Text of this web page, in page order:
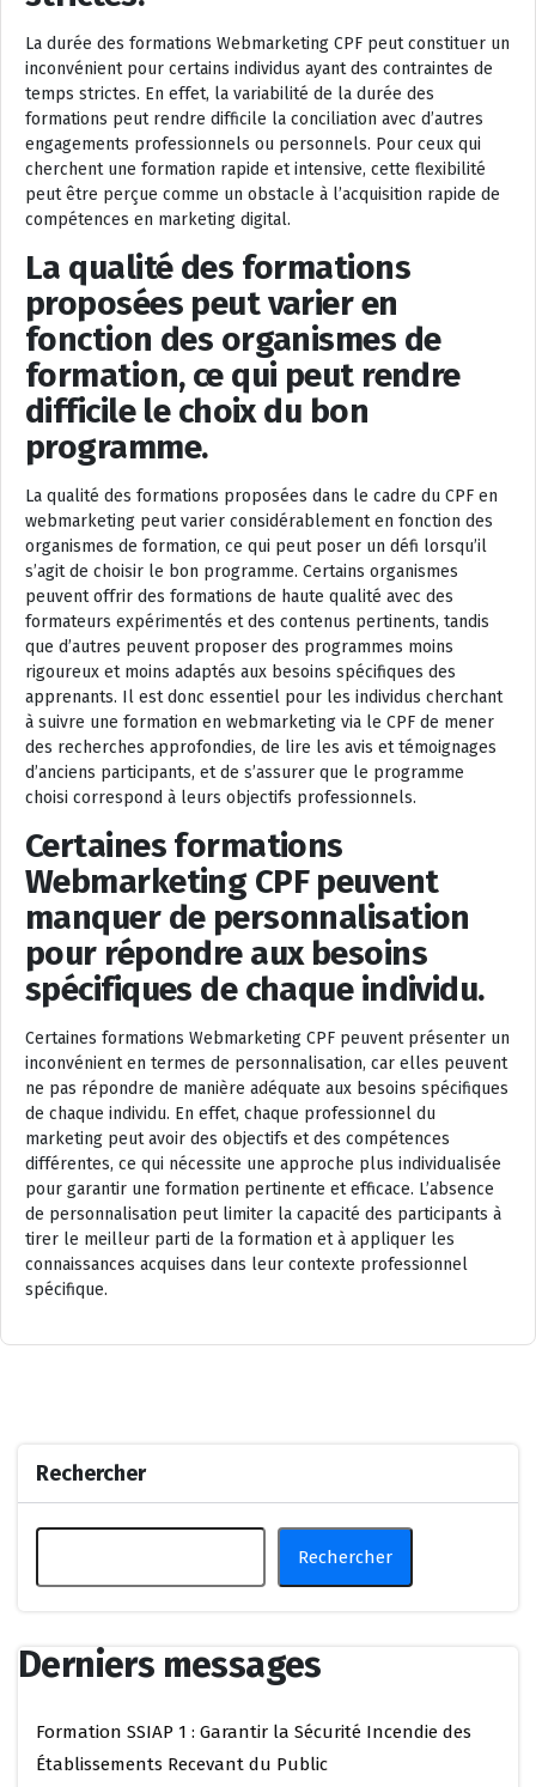
La durée des formations Webmarketing CPF peut constituer un
inconvénient pour certains individus ayant des contraintes de
temps strictes. En effet, la variabilité de la durée des
formations peut rendre difficile la conciliation avec d’autres
engagements professionnels ou personnels. Pour ceux qui
cherchent une formation rapide et intensive, cette flexibilité
peut être perçue comme un obstacle à l’acquisition rapide de
compétences en marketing digital.
La qualité des formations
proposées peut varier en
fonction des organismes de
formation, ce qui peut rendre
difficile le choix du bon
programme.
La qualité des formations proposées dans le cadre du CPF en
webmarketing peut varier considérablement en fonction des
organismes de formation, ce qui peut poser un défi lorsqu’il
s’agit de choisir le bon programme. Certains organismes
peuvent offrir des formations de haute qualité avec des
formateurs expérimentés et des contenus pertinents, tandis
que d’autres peuvent proposer des programmes moins
rigoureux et moins adaptés aux besoins spécifiques des
apprenants. Il est donc essentiel pour les individus cherchant
à suivre une formation en webmarketing via le CPF de mener
des recherches approfondies, de lire les avis et témoignages
d’anciens participants, et de s’assurer que le programme
choisi correspond à leurs objectifs professionnels.
Certaines formations
Webmarketing CPF peuvent
manquer de personnalisation
pour répondre aux besoins
spécifiques de chaque individu.
Certaines formations Webmarketing CPF peuvent présenter un
inconvénient en termes de personnalisation, car elles peuvent
ne pas répondre de manière adéquate aux besoins spécifiques
de chaque individu. En effet, chaque professionnel du
marketing peut avoir des objectifs et des compétences
différentes, ce qui nécessite une approche plus individualisée
pour garantir une formation pertinente et efficace. L’absence
de personnalisation peut limiter la capacité des participants à
tirer le meilleur parti de la formation et à appliquer les
connaissances acquises dans leur contexte professionnel
spécifique.
Rechercher
Rechercher
Derniers messages
Formation SSIAP 1 : Garantir la Sécurité Incendie des
Établissements Recevant du Public